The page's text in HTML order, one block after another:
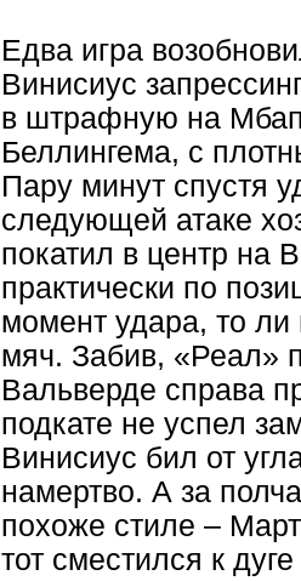
Едва игра
Винисиус
в штрафную на
Беллингема, с
Пару минут спустя
следующей атаке
покатил в центр на
практически по
момент удара, то ли
мяч. Забив, «Реал»
Вальверде справа
подкате не успел
Винисиус бил от
намертво. А за
похоже стиле –
тот сместился к